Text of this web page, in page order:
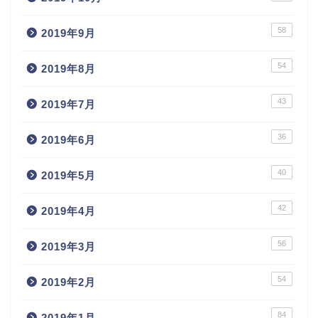
2019年9月 58
2019年8月 54
2019年7月 43
2019年6月 36
2019年5月 40
2019年4月 42
2019年3月 56
2019年2月 54
84